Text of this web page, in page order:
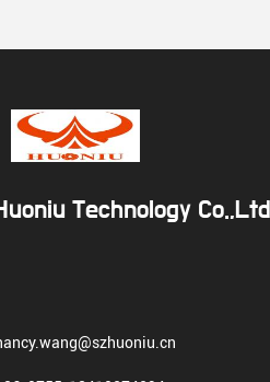
Technology Co.,Ltd